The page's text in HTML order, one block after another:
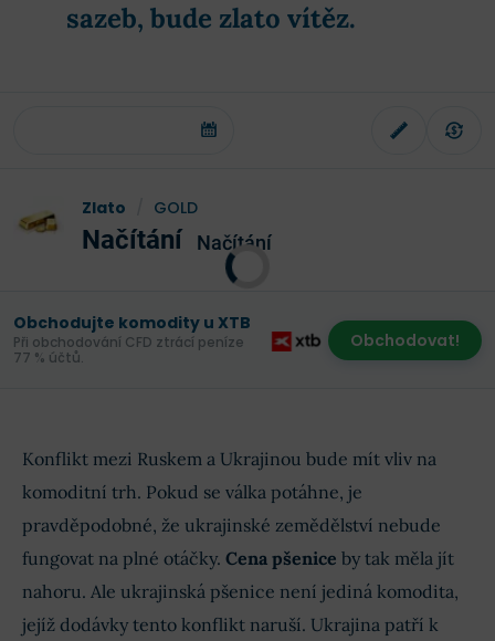
sazeb, bude zlato vítěz.
Zlato GOLD
Načítání Načítání
Obchodujte komodity u XTB
Při obchodování CFD ztrácí peníze
77 % účtů.
Obchodovat!
Konflikt mezi Ruskem a Ukrajinou bude mít vliv na
komoditní trh. Pokud se válka potáhne, je
pravděpodobné, že ukrajinské zemědělství nebude
fungovat na plné otáčky. Cena pšenice by tak měla jít
nahoru. Ale ukrajinská pšenice není jediná komodita,
jejíž dodávky tento konflikt naruší. Ukrajina patří k